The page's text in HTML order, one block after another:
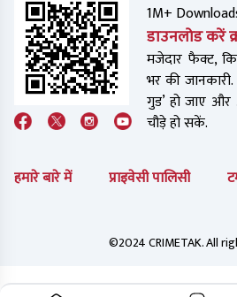
1M+
डाउनलोड करें
मजेदार फैक्ट,
भर की
गुड’ हो जाए
चौड़े हो सकें.
हमारे बारे में प्राइवेसी पालिसी
©2024 CRIMETAK. All